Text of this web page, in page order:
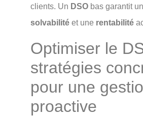
clients. Un DSO bas garantit
solvabilité et une rentabilité
Optimiser le
stratégies
pour une
proactive